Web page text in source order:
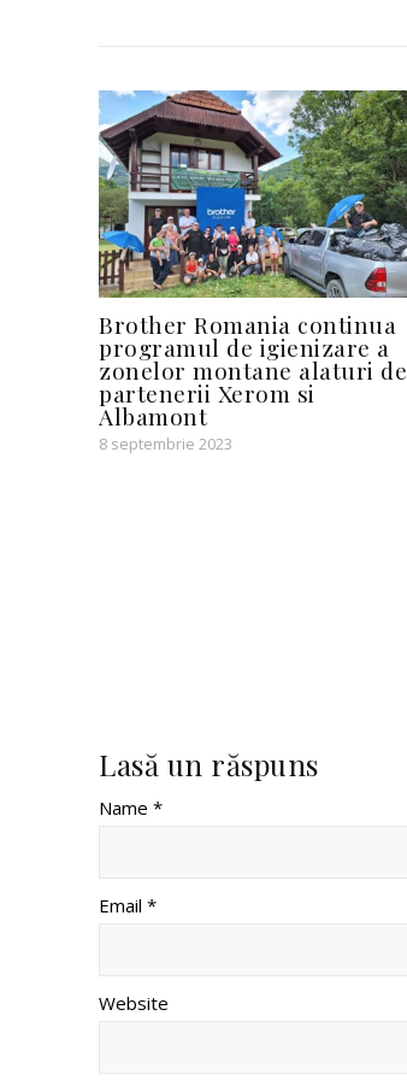
Brother Romania continua
programul de igienizare a
zonelor montane alaturi de
partenerii Xerom si
Albamont
8 septembrie 2023
Lasă un răspuns
Name *
Email *
Website